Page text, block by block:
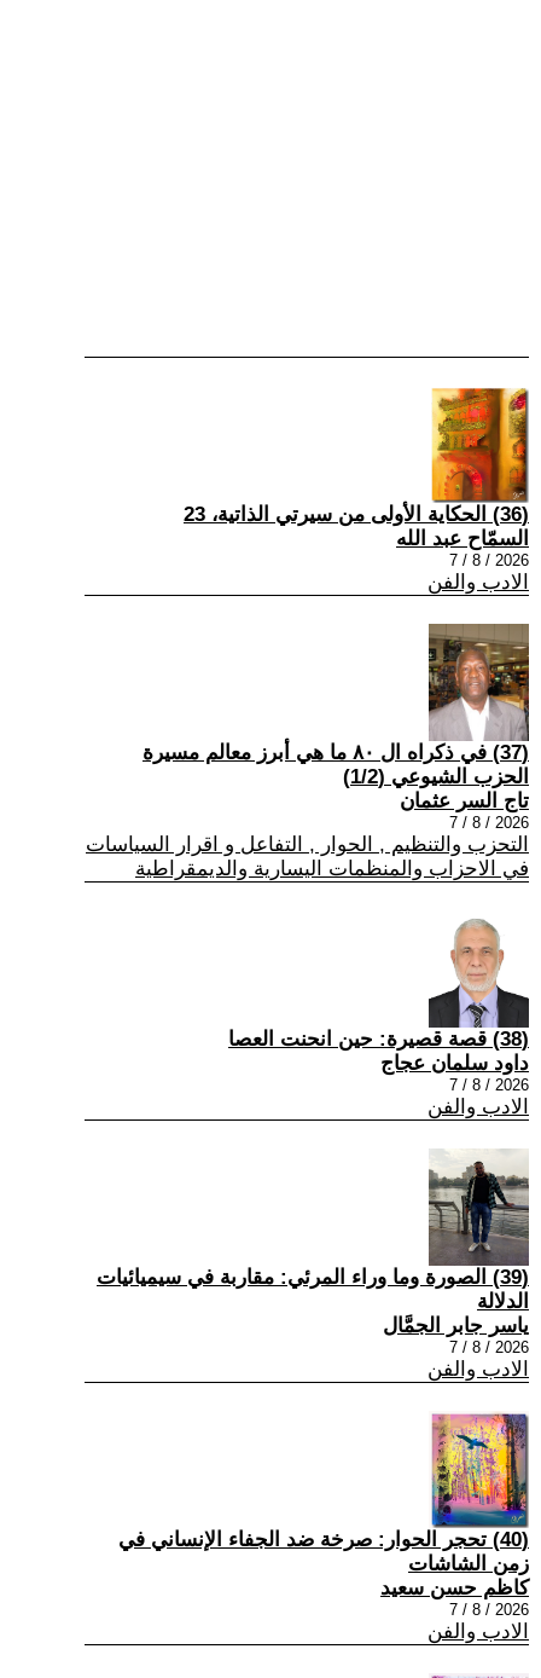
(36) الحكاية الأولى من سيرتي الذاتية، 23
السمّاح عبد الله
2026 / 8 / 7
الادب والفن
(37) في ذكراه ال ٨٠ ما هي أبرز معالم مسيرة
الحزب الشيوعي (1/2)
تاج السر عثمان
2026 / 8 / 7
التحزب والتنظيم , الحوار , التفاعل و اقرار السياسات
في الاحزاب والمنظمات اليسارية والديمقراطية
(38) قصة قصيرة: حين انحنت العصا
داود سلمان عجاج
2026 / 8 / 7
الادب والفن
(39) الصورة وما وراء المرئي: مقاربة في سيميائيات
الدلالة
ياسر جابر الجمَّال
2026 / 8 / 7
الادب والفن
(40) تحجر الحوار: صرخة ضد الجفاء الإنساني في
زمن الشاشات
كاظم حسن سعيد
2026 / 8 / 7
الادب والفن